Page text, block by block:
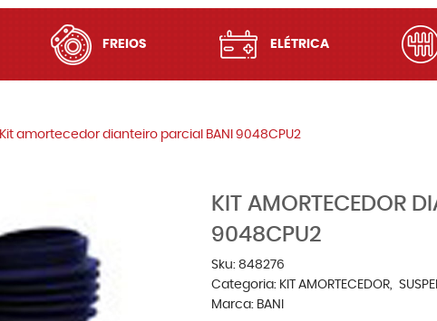
FREIOS ELÉTRICA
Kit amortecedor dianteiro parcial BANI 9048CPU2
KIT AMORTECEDOR
9048CPU2
Sku: 848276
Categoria: KIT AMORTECEDOR
Marca: BANI